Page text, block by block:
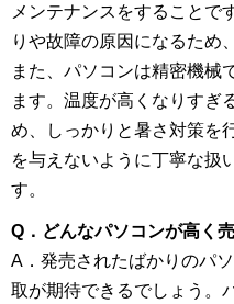
メンテナンスをすることで
りや故障の原因になるため
また、パソコンは精密機械
ます。温度が高くなりすぎ
め、しっかりと暑さ対策を
を与えないように丁寧な扱
す。
Q．どんなパソコンが高く
A．発売されたばかりのパ
取が期待できるでしょう。